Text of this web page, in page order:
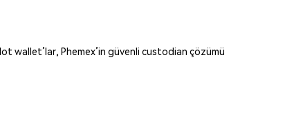
wallet’lar, Phemex’in güvenli custodian çözümü